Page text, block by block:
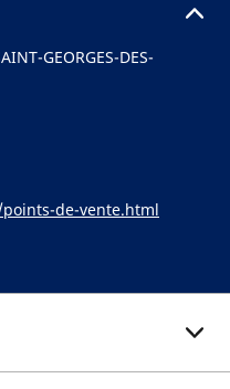
GEORGES-DES-
de-vente.html